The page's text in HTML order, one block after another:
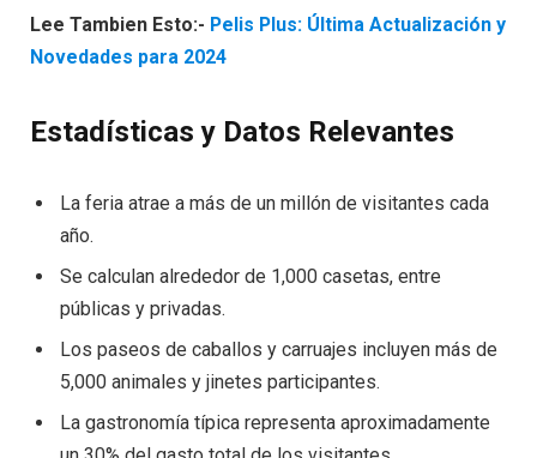
Lee Tambien Esto:- Pelis Plus: Última Actualización y
Novedades para 2024
Estadísticas y Datos Relevantes
La feria atrae a más de un millón de visitantes cada
año.
Se calculan alrededor de 1,000 casetas, entre
públicas y privadas.
Los paseos de caballos y carruajes incluyen más de
5,000 animales y jinetes participantes.
La gastronomía típica representa aproximadamente